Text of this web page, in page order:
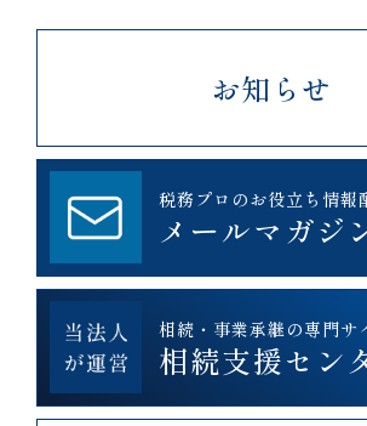
お知らせ
税務プロのお役立ち情報
メールマガジ
相続・事業承継の専門サ
相続支援セン